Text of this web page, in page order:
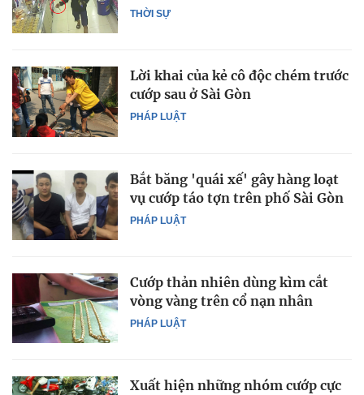
THỜI SỰ
PHÁP LUẬT
Lời khai của kẻ cô độc chém trước
cướp sau ở Sài Gòn
PHÁP LUẬT
Bắt băng 'quái xế' gây hàng loạt
vụ cướp táo tợn trên phố Sài Gòn
PHÁP LUẬT
Cướp thản nhiên dùng kìm cắt
vòng vàng trên cổ nạn nhân
Xuất hiện những nhóm cướp cực